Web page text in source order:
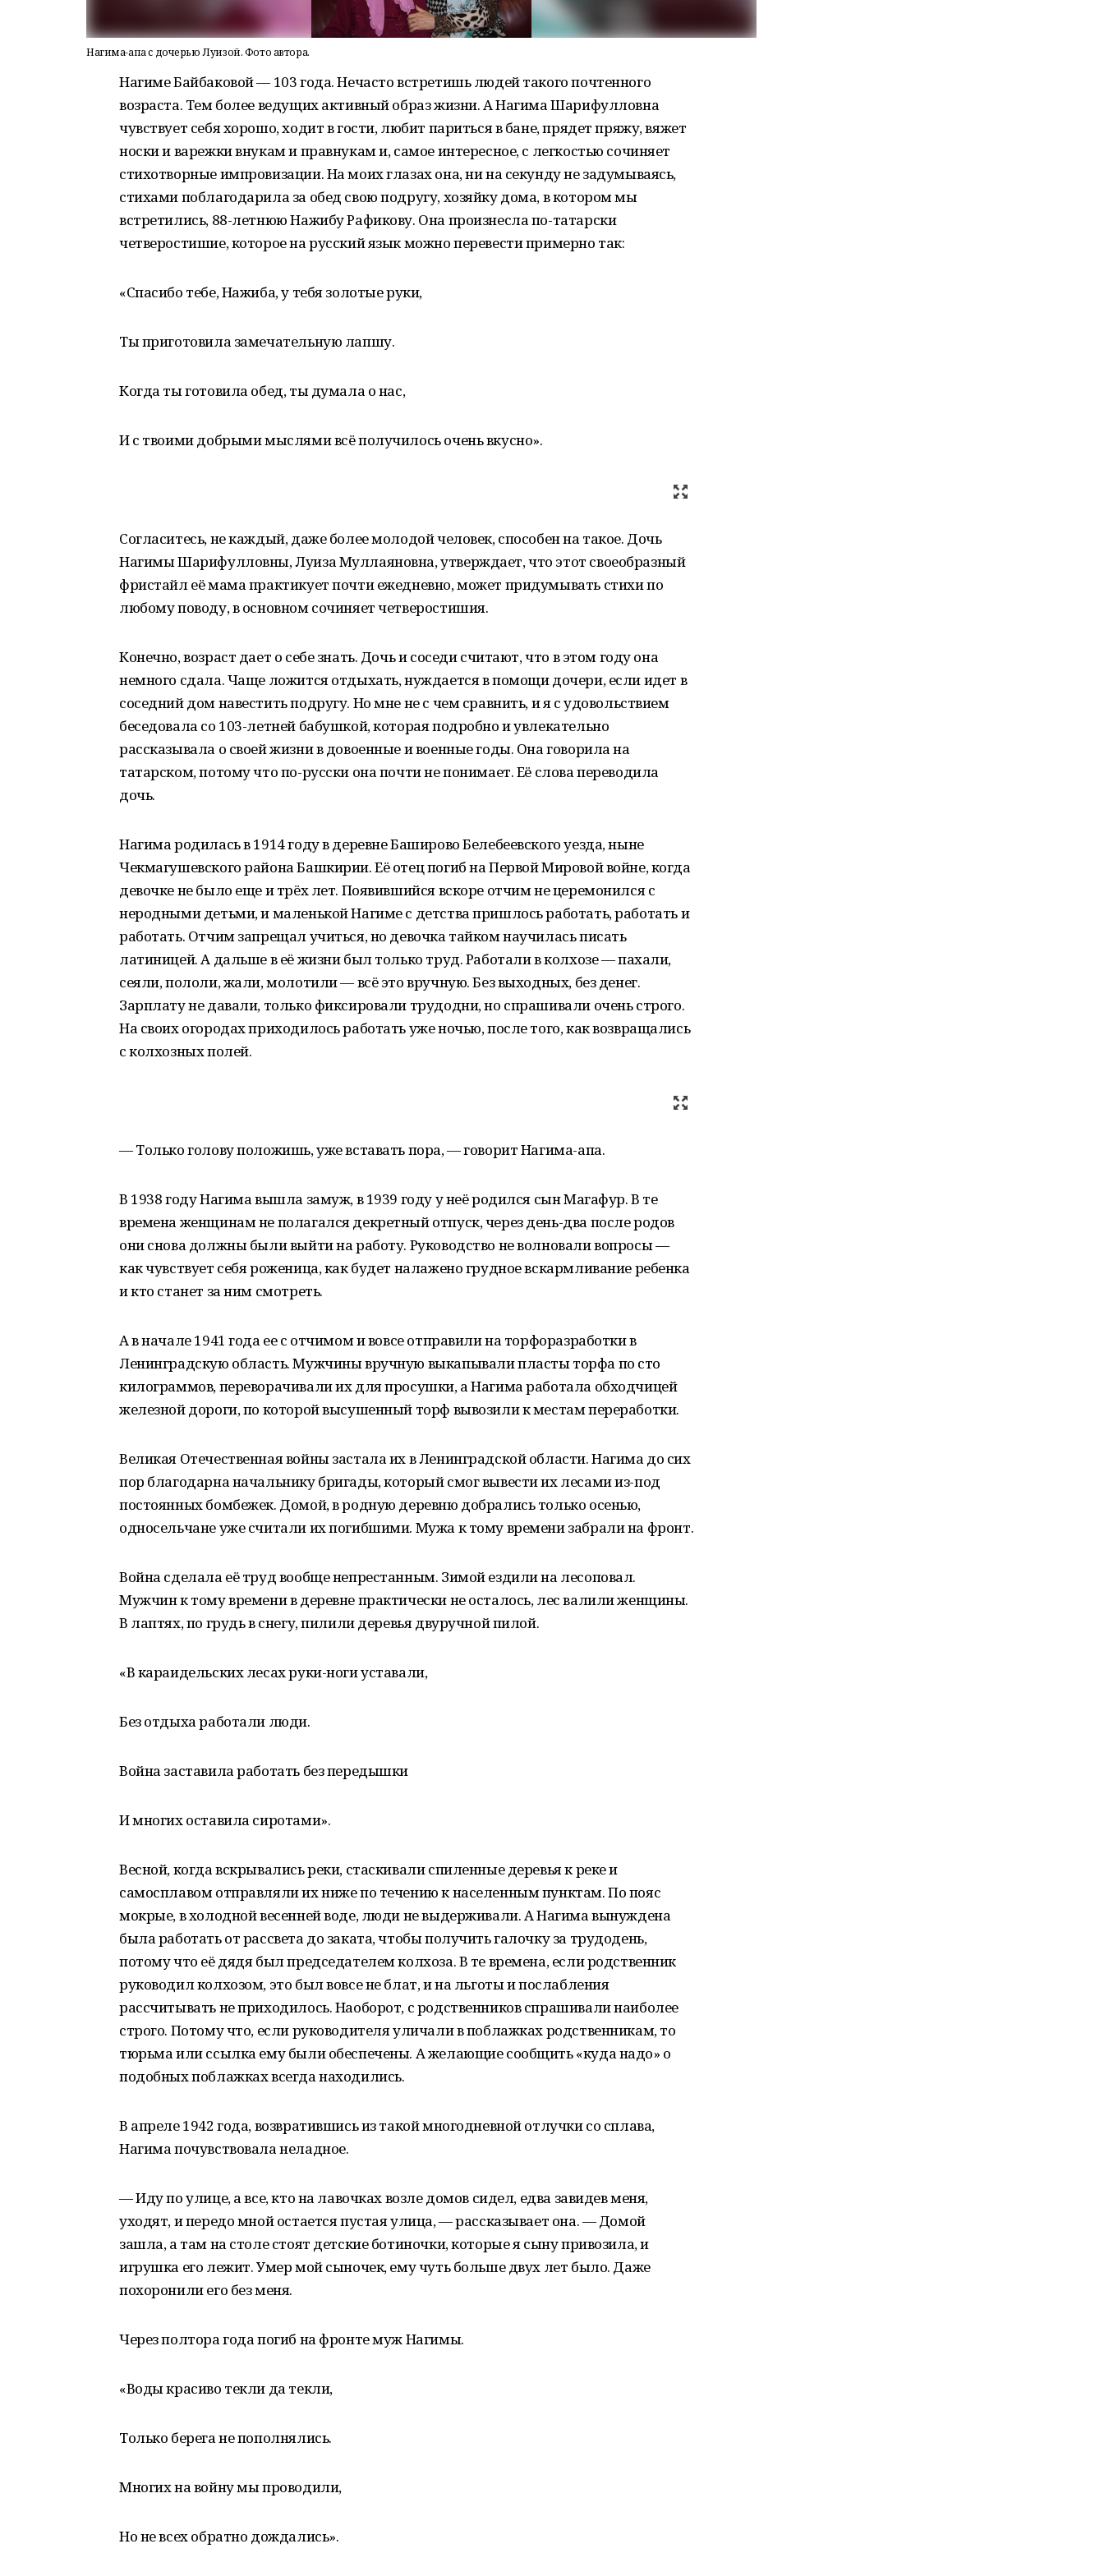
Нагима-апа с дочерью Луизой. Фото автора.
Нагиме Байбаковой — 103 года. Нечасто встретишь людей такого почтенного
возраста. Тем более ведущих активный образ жизни. А Нагима Шарифулловна
чувствует себя хорошо, ходит в гости, любит париться в бане, прядет пряжу, вяжет
носки и варежки внукам и правнукам и, самое интересное, с легкостью сочиняет
стихотворные импровизации. На моих глазах она, ни на секунду не задумываясь,
стихами поблагодарила за обед свою подругу, хозяйку дома, в котором мы
встретились, 88-летнюю Нажибу Рафикову. Она произнесла по-татарски
четверостишие, которое на русский язык можно перевести примерно так:
«Спасибо тебе, Нажиба, у тебя золотые руки,
Ты приготовила замечательную лапшу.
Когда ты готовила обед, ты думала о нас,
И с твоими добрыми мыслями всё получилось очень вкусно».
Согласитесь, не каждый, даже более молодой человек, способен на такое. Дочь
Нагимы Шарифулловны, Луиза Муллаяновна, утверждает, что этот своеобразный
фристайл её мама практикует почти ежедневно, может придумывать стихи по
любому поводу, в основном сочиняет четверостишия.
Конечно, возраст дает о себе знать. Дочь и соседи считают, что в этом году она
немного сдала. Чаще ложится отдыхать, нуждается в помощи дочери, если идет в
соседний дом навестить подругу. Но мне не с чем сравнить, и я с удовольствием
беседовала со 103-летней бабушкой, которая подробно и увлекательно
рассказывала о своей жизни в довоенные и военные годы. Она говорила на
татарском, потому что по-русски она почти не понимает. Её слова переводила
дочь.
Нагима родилась в 1914 году в деревне Баширово Белебеевского уезда, ныне
Чекмагушевского района Башкирии. Её отец погиб на Первой Мировой войне, когда
девочке не было еще и трёх лет. Появившийся вскоре отчим не церемонился с
неродными детьми, и маленькой Нагиме с детства пришлось работать, работать и
работать. Отчим запрещал учиться, но девочка тайком научилась писать
латиницей. А дальше в её жизни был только труд. Работали в колхозе — пахали,
сеяли, пололи, жали, молотили — всё это вручную. Без выходных, без денег.
Зарплату не давали, только фиксировали трудодни, но спрашивали очень строго.
На своих огородах приходилось работать уже ночью, после того, как возвращались
с колхозных полей.
— Только голову положишь, уже вставать пора, — говорит Нагима-апа.
В 1938 году Нагима вышла замуж, в 1939 году у неё родился сын Магафур. В те
времена женщинам не полагался декретный отпуск, через день-два после родов
они снова должны были выйти на работу. Руководство не волновали вопросы —
как чувствует себя роженица, как будет налажено грудное вскармливание ребенка
и кто станет за ним смотреть.
А в начале 1941 года ее с отчимом и вовсе отправили на торфоразработки в
Ленинградскую область. Мужчины вручную выкапывали пласты торфа по сто
килограммов, переворачивали их для просушки, а Нагима работала обходчицей
железной дороги, по которой высушенный торф вывозили к местам переработки.
Великая Отечественная войны застала их в Ленинградской области. Нагима до сих
пор благодарна начальнику бригады, который смог вывести их лесами из-под
постоянных бомбежек. Домой, в родную деревню добрались только осенью,
односельчане уже считали их погибшими. Мужа к тому времени забрали на фронт.
Война сделала её труд вообще непрестанным. Зимой ездили на лесоповал.
Мужчин к тому времени в деревне практически не осталось, лес валили женщины.
В лаптях, по грудь в снегу, пилили деревья двуручной пилой.
«В караидельских лесах руки-ноги уставали,
Без отдыха работали люди.
Война заставила работать без передышки
И многих оставила сиротами».
Весной, когда вскрывались реки, стаскивали спиленные деревья к реке и
самосплавом отправляли их ниже по течению к населенным пунктам. По пояс
мокрые, в холодной весенней воде, люди не выдерживали. А Нагима вынуждена
была работать от рассвета до заката, чтобы получить галочку за трудодень,
потому что её дядя был председателем колхоза. В те времена, если родственник
руководил колхозом, это был вовсе не блат, и на льготы и послабления
рассчитывать не приходилось. Наоборот, с родственников спрашивали наиболее
строго. Потому что, если руководителя уличали в поблажках родственникам, то
тюрьма или ссылка ему были обеспечены. А желающие сообщить «куда надо» о
подобных поблажках всегда находились.
В апреле 1942 года, возвратившись из такой многодневной отлучки со сплава,
Нагима почувствовала неладное.
— Иду по улице, а все, кто на лавочках возле домов сидел, едва завидев меня,
уходят, и передо мной остается пустая улица, — рассказывает она. — Домой
зашла, а там на столе стоят детские ботиночки, которые я сыну привозила, и
игрушка его лежит. Умер мой сыночек, ему чуть больше двух лет было. Даже
похоронили его без меня.
Через полтора года погиб на фронте муж Нагимы.
«Воды красиво текли да текли,
Только берега не пополнялись.
Многих на войну мы проводили,
Но не всех обратно дождались».